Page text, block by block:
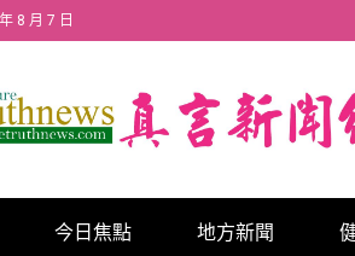
8 月 7 日
新聞網
今日焦點 地方新聞